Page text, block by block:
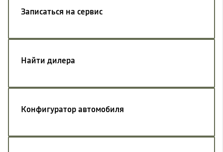
Записаться на сервис
Найти дилера
Конфигуратор автомобиля